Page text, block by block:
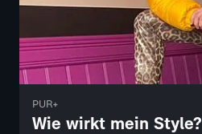
PUR+
Wie wirkt mein Style?